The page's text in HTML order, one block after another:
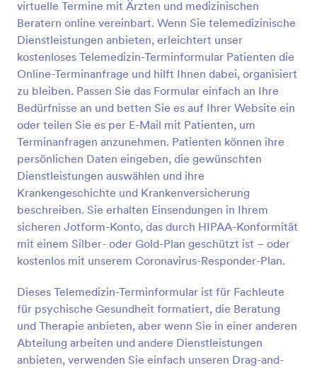
virtuelle Termine mit Ärzten und medizinischen
Beratern online vereinbart. Wenn Sie telemedizinische
Dienstleistungen anbieten, erleichtert unser
kostenloses Telemedizin-Terminformular Patienten die
Online-Terminanfrage und hilft Ihnen dabei, organisiert
zu bleiben. Passen Sie das Formular einfach an Ihre
Bedürfnisse an und betten Sie es auf Ihrer Website ein
oder teilen Sie es per E-Mail mit Patienten, um
Terminanfragen anzunehmen. Patienten können ihre
persönlichen Daten eingeben, die gewünschten
Dienstleistungen auswählen und ihre
Krankengeschichte und Krankenversicherung
beschreiben. Sie erhalten Einsendungen in Ihrem
sicheren Jotform-Konto, das durch HIPAA-Konformität
mit einem Silber- oder Gold-Plan geschützt ist – oder
kostenlos mit unserem Coronavirus-Responder-Plan.
Dieses Telemedizin-Terminformular ist für Fachleute
für psychische Gesundheit formatiert, die Beratung
und Therapie anbieten, aber wenn Sie in einer anderen
Abteilung arbeiten und andere Dienstleistungen
anbieten, verwenden Sie einfach unseren Drag-and-
Bedürfnisse Ihrer Patienten an Und versenden Sie es
per E-Mail oder betten Sie es in Ihrer Webseite ein.
Sie erhalten Ihre Daten sicher und geschützt in
Ihrem Jotform Konto, welches Sie mit dem Silber
oder Gold Plan noch mit HIPAA-Compliance
ausstatten können. Wenn Sie während der Corona-
Pandemie telemedizinische Dienste anbieten
können Sie diese HIPAA-Compliance durch unser
Coronavirus Responder Programm sogar kostenlos
erhalten! Nehmen Sie dazu Kontakt mit dem
Support auf. Da jede Behandlung anders ist, können
Sie ihre Vorlage des Zustimmungsformulars
Telemedizin für jeden Patienten in unserem
Formular-Builder anpassen. Ziehen Sie einfach neue
Felder ins Formular oder informieren Sie die
Patienten über weitere wichtige Hinweise,
Behandlungsdetails, Erwartungen, ihre Rechte und
Ihre Allgemeinen Geschäftsbedingungen zu
informieren. Sie können das Formular sogar mit
integrieren, um die Eingaben automatisch mit diesen
Konten zu synchronisieren. Verwenden Sie ein
benutzerdefiniertes Telemedizin-
Einwilligungsformular, um Patienten zu informieren,
bevor sie online versorgt und behandelt werden.
Vorschau
Ein Aufnahmeformular für psychische Gesundheit